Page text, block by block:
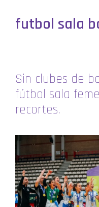
futbol sala
Sin clubes de
fútbol sala
recortes.